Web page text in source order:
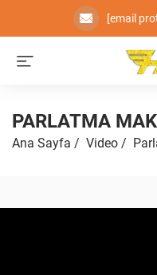
[email
PARLATMA
Ana Sayfa / Video /